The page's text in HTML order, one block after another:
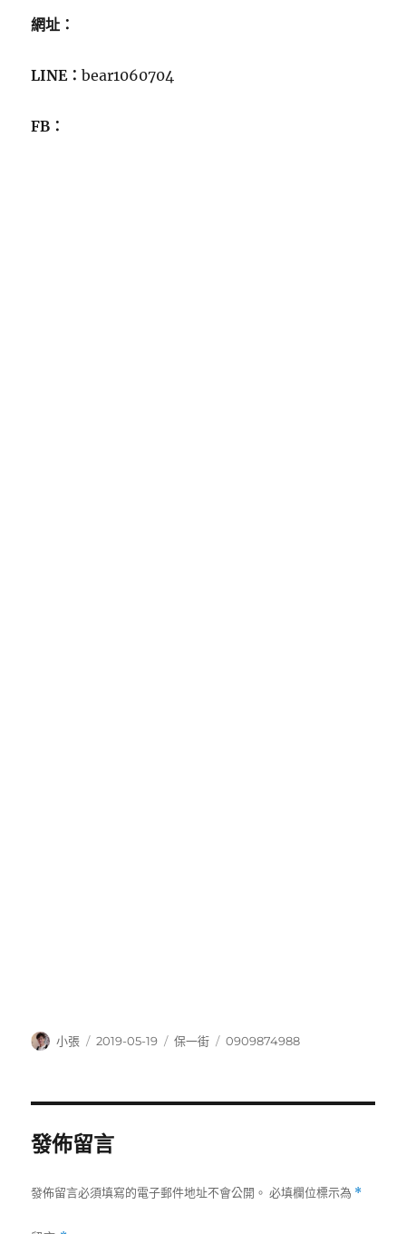
網址：
LINE：bear1060704
FB：
作
小張
發
2019-05-19
分
保一街
標
0909874988
發佈留言
發佈留言必須填寫的電子郵件地址不會公開。 必填欄位標示為 *